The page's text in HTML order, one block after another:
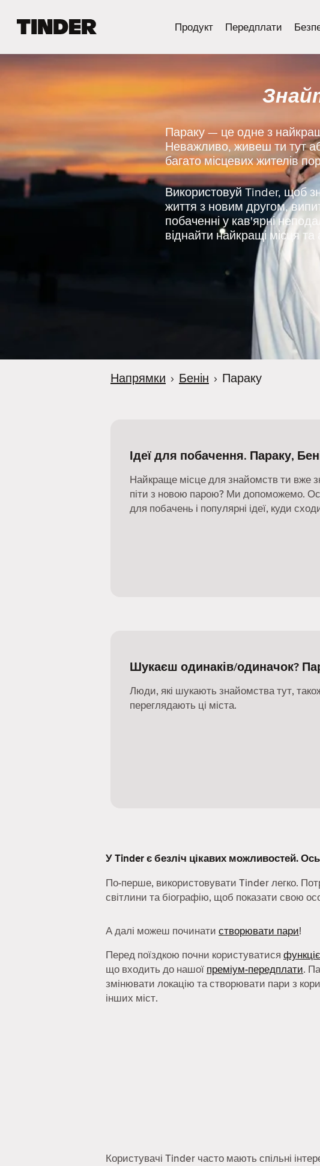
в
р
і
н
Продукт Передплати
Параку — це одне з
Неважливо, живеш ти тут
багато місцевих жителів
Використовуй Tinder, щоб
життя з новим другом,
побаченні у кав'ярні
віднайти найкращі місця та
Напрямки › Бенін › Параку
Ідеї для побачення. Параку,
Найкраще місце для знайомств ти вже
піти з новою парою? Ми допоможемо.
для побачень і популярні ідеї, куди
Шукаєш одинаків/одиначок?
Люди, які шукають знайомства тут,
переглядають ці міста.
У Tinder є безліч цікавих можливостей.
По-перше, використовувати Tinder легко.
світлини та біографію, щоб показати свою
А далі можеш починати створювати пари!
Перед поїздкою почни користуватися
що входить до нашої преміум-передплати.
змінювати локацію та створювати пари з
інших міст.
Користувачі Tinder часто мають спільні